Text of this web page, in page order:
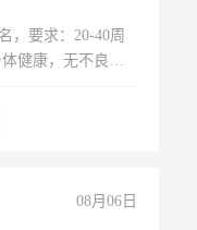
，要求：20-40周
健康，无不良嗜
，两班倒，每月
08月06日